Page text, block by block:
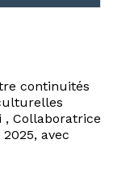
continuités
, Collaboratrice
avec